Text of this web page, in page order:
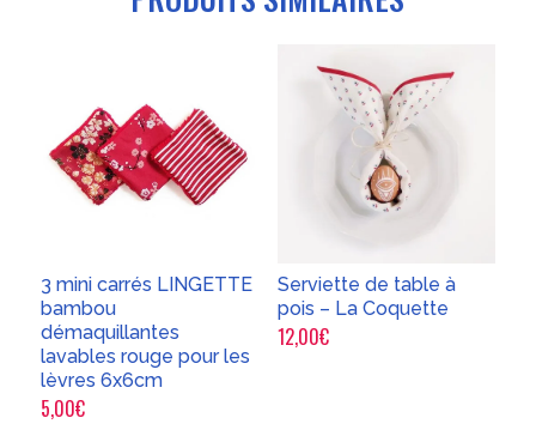
3 mini carrés LINGETTE
bambou
démaquillantes
lavables rouge pour les
lèvres 6x6cm
5,00€
Serviette de table à
pois – La Coquette
12,00€